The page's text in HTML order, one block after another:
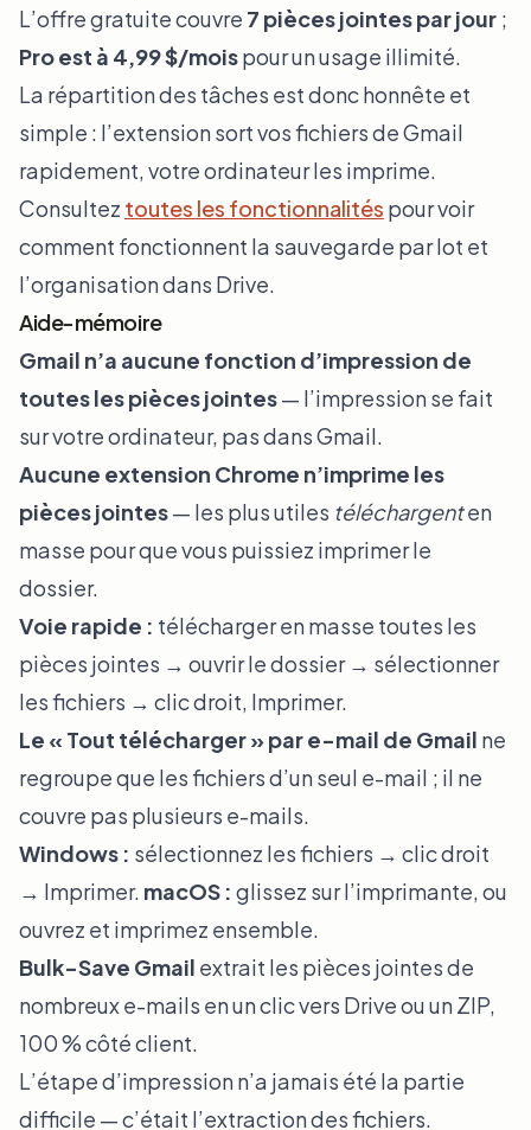
L’offre gratuite couvre 7 pièces jointes par jour ;
Pro est à 4,99 $/moispour un usage illimité.
La répartition des tâches est donc honnête et
simple : l’extension sort vos fichiers de Gmail
rapidement, votre ordinateur les imprime.
Consultez toutes les fonctionnalités pour voir
comment fonctionnent la sauvegarde par lot et
l’organisation dans Drive.
Aide-mémoire
Gmail n’a aucune fonction d’impression de
toutes les pièces jointes— l’impression se fait
sur votre ordinateur, pas dans Gmail.
Aucune extension Chrome n’imprime les
pièces jointes— les plus utiles téléchargenten
masse pour que vous puissiez imprimer le
dossier.
Voie rapide : télécharger en masse toutes les
pièces jointes → ouvrir le dossier → sélectionner
les fichiers → clic droit, Imprimer.
Le « Tout télécharger » par e-mail de Gmail ne
regroupe que les fichiers d’un seul e-mail ; il ne
couvre pas plusieurs e-mails.
Windows : sélectionnez les fichiers → clic droit
→ Imprimer. macOS : glissez sur l’imprimante, ou
ouvrez et imprimez ensemble.
Bulk-Save Gmail extrait les pièces jointes de
nombreux e-mails en un clic vers Drive ou un ZIP,
100 % côté client.
L’étape d’impression n’a jamais été la partie
difficile — c’était l’extraction des fichiers.